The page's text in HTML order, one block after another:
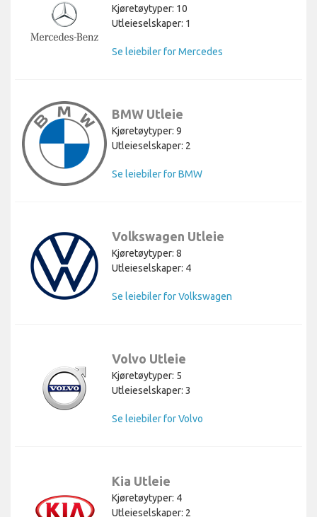
Kjøretøytyper: 10
Utleieselskaper: 1
Se leiebiler for Mercedes
BMW Utleie
Kjøretøytyper: 9
Utleieselskaper: 2
Se leiebiler for BMW
Volkswagen Utleie
Kjøretøytyper: 8
Utleieselskaper: 4
Se leiebiler for Volkswagen
Volvo Utleie
Kjøretøytyper: 5
Utleieselskaper: 3
Se leiebiler for Volvo
Kia Utleie
Kjøretøytyper: 4
Utleieselskaper: 2